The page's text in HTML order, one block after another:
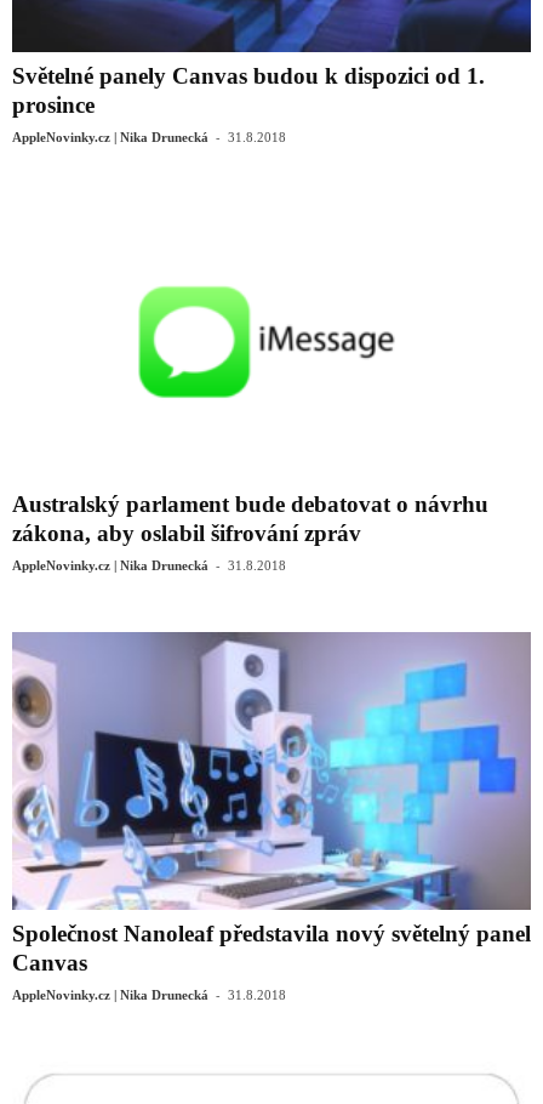
Světelné panely Canvas budou k dispozici od 1.
prosince
AppleNovinky.cz | Nika Drunecká - 31.8.2018
Australský parlament bude debatovat o návrhu
zákona, aby oslabil šifrování zpráv
AppleNovinky.cz | Nika Drunecká - 31.8.2018
Společnost Nanoleaf představila nový světelný panel
Canvas
AppleNovinky.cz | Nika Drunecká - 31.8.2018